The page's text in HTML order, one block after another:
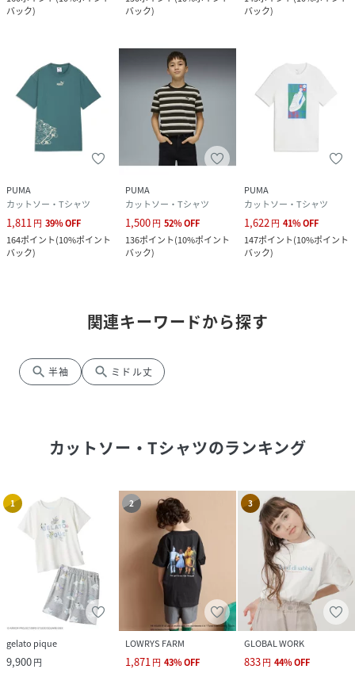
バック)
バック)
バック)
PUMA
カットソー・Tシャツ
1,811 円 39%OFF
164ポイント(10%ポイント
バック)
PUMA
カットソー・Tシャツ
1,500円 52%OFF
136ポイント(10%ポイント
バック)
PUMA
カットソー・Tシャツ
1,622 円 41%OFF
147ポイント(10%ポイント
バック)
関連キーワードから探す
search 半袖 search ミドル丈
カットソー・Tシャツのランキング
1
gelato pique
9,900円
2
LOWRYS FARM
1,871円 43%OFF
3
GLOBAL WORK
833円 44%OFF